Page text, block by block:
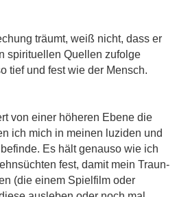
träumt, weiß nicht, dass er
spirituellen Quellen zufolge
tief und fest wie der Mensch.
von einer höheren Ebene die
ich mich in meinen luziden und
Es hält genauso wie ich
fest, damit mein Traun-
(die einem Spielfilm oder